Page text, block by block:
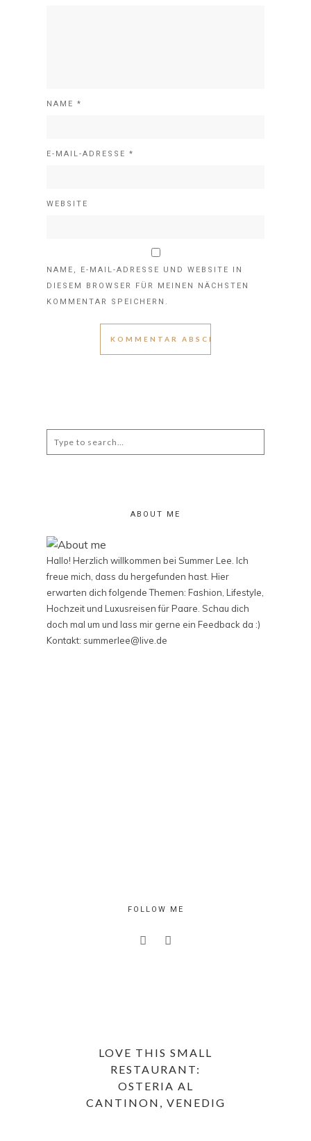
NAME *
E-MAIL-ADRESSE *
WEBSITE
NAME, E-MAIL-ADRESSE UND WEBSITE IN
DIESEM BROWSER FÜR MEINEN NÄCHSTEN
KOMMENTAR SPEICHERN.
Search
for:
ABOUT ME
Hallo! Herzlich willkommen bei Summer Lee. Ich
freue mich, dass du hergefunden hast. Hier
erwarten dich folgende Themen: Fashion, Lifestyle,
Hochzeit und Luxusreisen für Paare. Schau dich
doch mal um und lass mir gerne ein Feedback da :)
Kontakt: summerlee@live.de
FOLLOW ME
LOVE THIS SMALL
RESTAURANT:
OSTERIA AL
CANTINON, VENEDIG